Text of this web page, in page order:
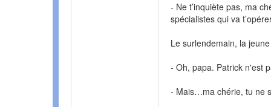
- Ne t’inquiète pas, ma
spécialistes qui va
Le surlendemain, la
- Oh, papa. Patrick n'est
- Mais…ma chérie, tu ne